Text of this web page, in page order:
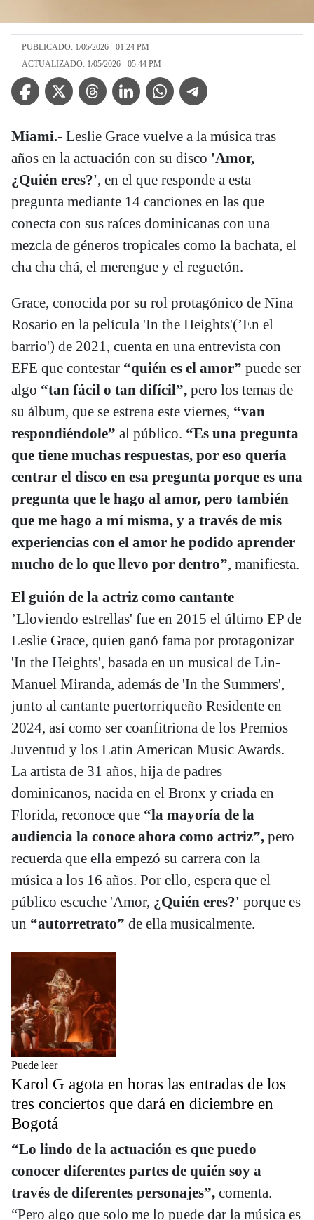
PUBLICADO: 1/05/2026 - 01:24 PM
ACTUALIZADO: 1/05/2026 - 05:44 PM
Facebook IconTwitter IconThreads IconLinkedin IconWhatsApp IconTelegram Icon
Miami.- Leslie Grace vuelve a la música tras
años en la actuación con su disco 'Amor,
¿Quién eres?', en el que responde a esta
pregunta mediante 14 canciones en las que
conecta con sus raíces dominicanas con una
mezcla de géneros tropicales como la bachata, el
cha cha chá, el merengue y el reguetón.
Grace, conocida por su rol protagónico de Nina
Rosario en la película 'In the Heights'(’En el
barrio') de 2021, cuenta en una entrevista con
EFE que contestar “quién es el amor” puede ser
algo “tan fácil o tan difícil”, pero los temas de
su álbum, que se estrena este viernes, “van
respondiéndole” al público. “Es una pregunta
que tiene muchas respuestas, por eso quería
centrar el disco en esa pregunta porque es una
pregunta que le hago al amor, pero también
que me hago a mí misma, y a través de mis
experiencias con el amor he podido aprender
mucho de lo que llevo por dentro”, manifiesta.
El guión de la actriz como cantante
’Lloviendo estrellas' fue en 2015 el último EP de
Leslie Grace, quien ganó fama por protagonizar
'In the Heights', basada en un musical de Lin-
Manuel Miranda, además de 'In the Summers',
junto al cantante puertorriqueño Residente en
2024, así como ser coanfitriona de los Premios
Juventud y los Latin American Music Awards.
La artista de 31 años, hija de padres
dominicanos, nacida en el Bronx y criada en
Florida, reconoce que “la mayoría de la
audiencia la conoce ahora como actriz”, pero
recuerda que ella empezó su carrera con la
música a los 16 años. Por ello, espera que el
público escuche 'Amor, ¿Quién eres?' porque es
un “autorretrato” de ella musicalmente.
Puede leer
Karol G agota en horas las entradas de los
tres conciertos que dará en diciembre en
Bogotá
“Lo lindo de la actuación es que puedo
conocer diferentes partes de quién soy a
través de diferentes personajes”, comenta.
“Pero algo que solo me lo puede dar la música es